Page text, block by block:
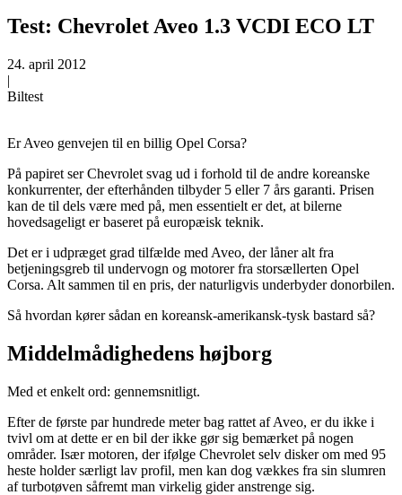
Test: Chevrolet Aveo 1.3 VCDI ECO LT
24. april 2012
|
Biltest
Er Aveo genvejen til en billig Opel Corsa?
På papiret ser Chevrolet svag ud i forhold til de andre koreanske
konkurrenter, der efterhånden tilbyder 5 eller 7 års garanti. Prisen
kan de til dels være med på, men essentielt er det, at bilerne
hovedsageligt er baseret på europæisk teknik.
Det er i udpræget grad tilfælde med Aveo, der låner alt fra
betjeningsgreb til undervogn og motorer fra storsællerten Opel
Corsa. Alt sammen til en pris, der naturligvis underbyder donorbilen.
Så hvordan kører sådan en koreansk-amerikansk-tysk bastard så?
Middelmådighedens højborg
Med et enkelt ord: gennemsnitligt.
Efter de første par hundrede meter bag rattet af Aveo, er du ikke i
tvivl om at dette er en bil der ikke gør sig bemærket på nogen
områder. Især motoren, der ifølge Chevrolet selv disker om med 95
heste holder særligt lav profil, men kan dog vækkes fra sin slumren
af turbotøven såfremt man virkelig gider anstrenge sig.